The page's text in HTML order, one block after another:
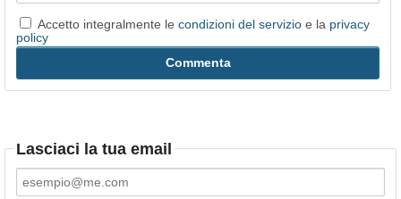
Accetto integralmente le condizioni del servizio e la privacy
policy
Lasciaci la tua email